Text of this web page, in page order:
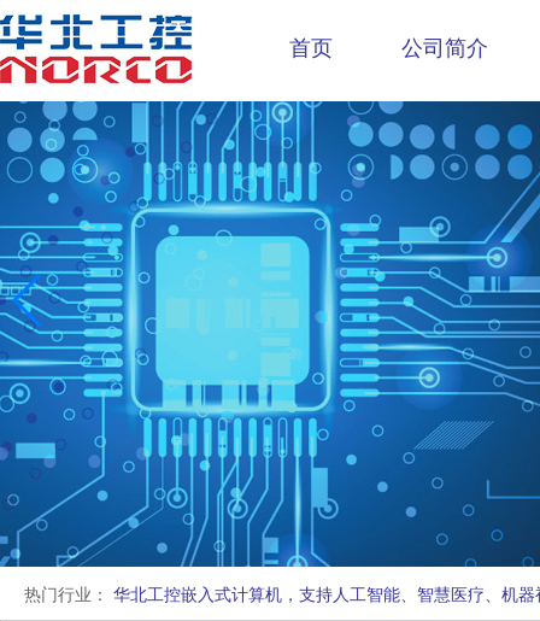
首页 公司简介
热门行业： 华北工控嵌入式计算机，支持人工智能、智慧医疗、机